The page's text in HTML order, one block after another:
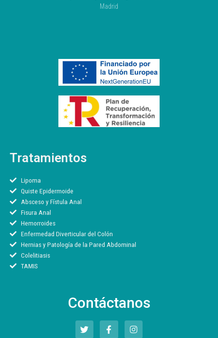
Madrid
Tratamientos
Lipoma
Quiste Epidermoide
Absceso y Fístula Anal
Fisura Anal
Hemorroides
Enfermedad Diverticular del Colón
Hernias y Patología de la Pared Abdominal
Colelitiasis
TAMIS
Contáctanos
T
w
F
a
I
n